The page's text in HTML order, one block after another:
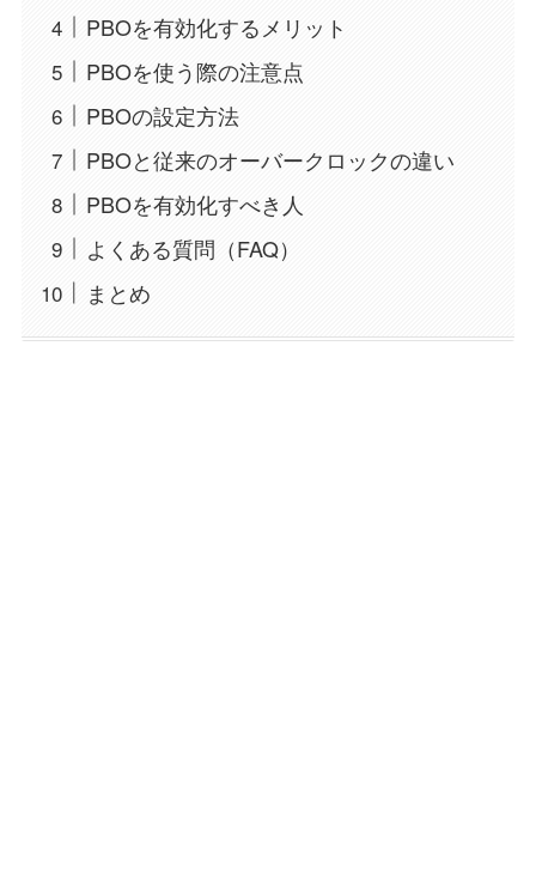
PBOを有効化するメリット
PBOを使う際の注意点
PBOの設定方法
PBOと従来のオーバークロックの違い
PBOを有効化すべき人
よくある質問（FAQ）
まとめ